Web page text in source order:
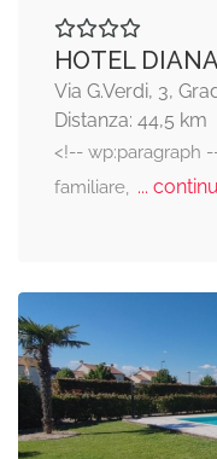
HOTEL DIANA
Via G.Verdi, 3,
Distanza: 44,5 km
<!-- wp:paragraph
familiare,
...